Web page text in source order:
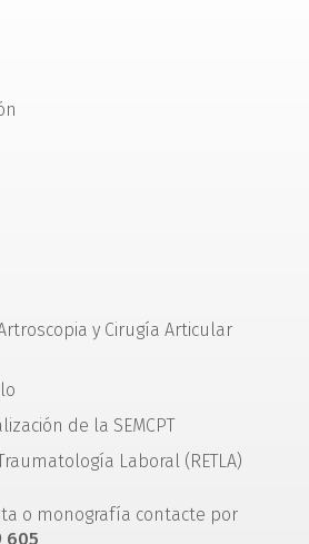
y Cirugía Articular
de la SEMCPT
Laboral (RETLA)
o monografía contacte por
605